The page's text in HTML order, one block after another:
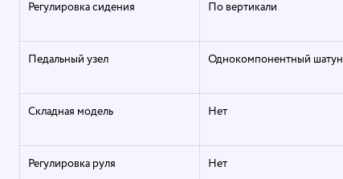
Регулировка сидения По вертикали
Педальный узел Однокомпонентный шатун
Складная модель Нет
Регулировка руля Нет